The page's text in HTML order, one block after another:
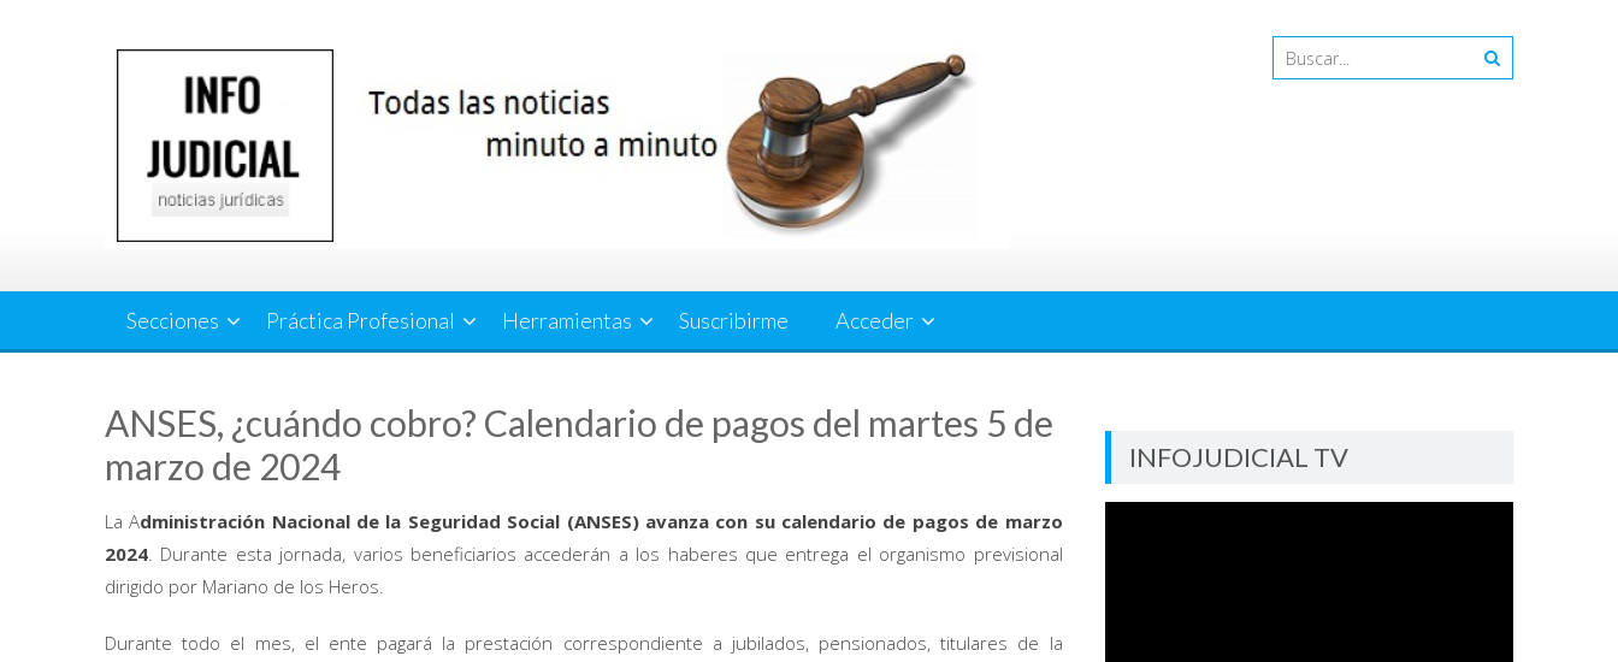
Secciones Práctica Profesional Herramientas Suscribirme Acceder
ANSES, ¿cuándo cobro? Calendario de pagos del martes 5 de
marzo de 2024
La Administración Nacional de la Seguridad Social (ANSES) avanza con su calendario de pagos de marzo
2024. Durante esta jornada, varios beneficiarios accederán a los haberes que entrega el organismo previsional
dirigido por Mariano de los Heros.
Durante todo el mes, el ente pagará la prestación correspondiente a jubilados, pensionados, titulares de la
INFOJUDICIAL TV